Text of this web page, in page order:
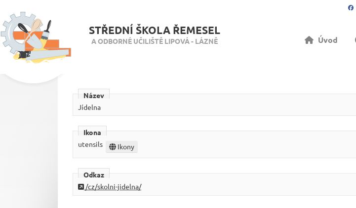
STŘEDNÍ ŠKOLA ŘEMESEL
A ODBORNÉ UČILIŠTĚ LIPOVÁ - LÁZNĚ Úvod
Název
Jídelna
Ikona
utensils
Ikony
Odkaz
/cz/skolni-jidelna/